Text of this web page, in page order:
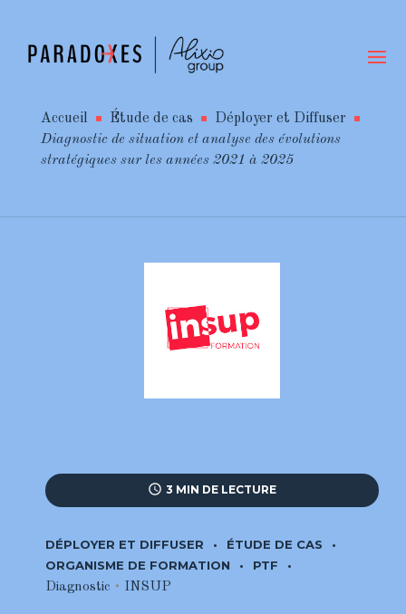
Accueil ^ Étude de cas ^ Déployer et Diffuser
^
Diagnostic de situation et analyse des évolutions
stratégiques sur les années 2021 à 2025
3 MIN DE LECTURE
DÉPLOYER ET DIFFUSER
ÉTUDE DE CAS
ORGANISME DE FORMATION
PTF
Diagnostic • INSUP